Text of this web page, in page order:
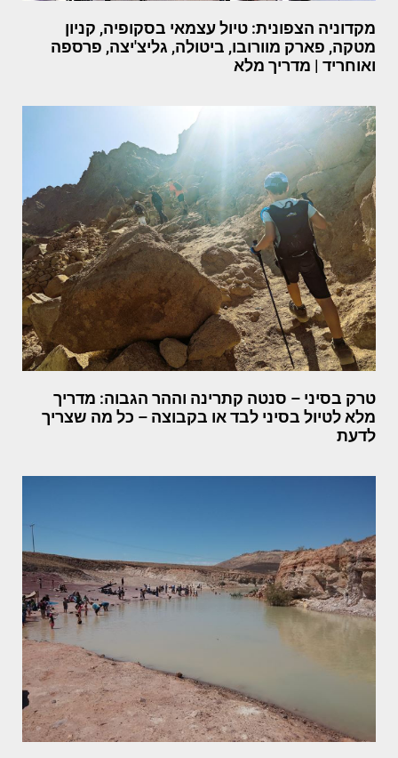
מקדוניה הצפונית: טיול עצמאי בסקופיה, קניון
מטקה, פארק מוורובו, ביטולה, גליצ'יצה, פרספה
ואוחריד | מדריך מלא
טרק בסיני – סנטה קתרינה וההר הגבוה: מדריך
מלא לטיול בסיני לבד או בקבוצה – כל מה שצריך
לדעת